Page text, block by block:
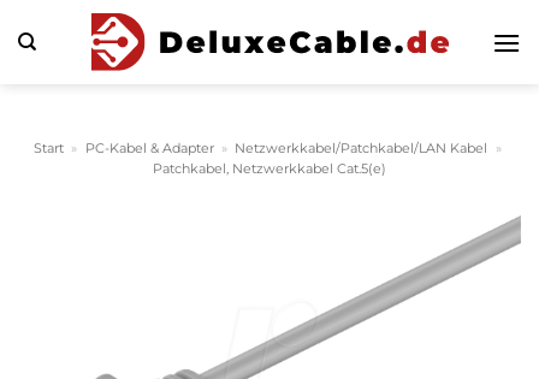
Inhalt
Start » PC-Kabel & Adapter » Netzwerkkabel/Patchkabel/LAN Kabel
»
Patchkabel, Netzwerkkabel Cat.5(e)